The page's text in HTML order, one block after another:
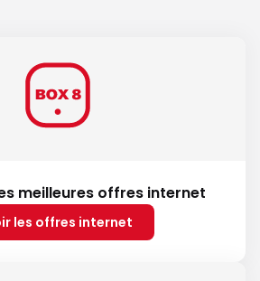
meilleures offres internet
les offres internet